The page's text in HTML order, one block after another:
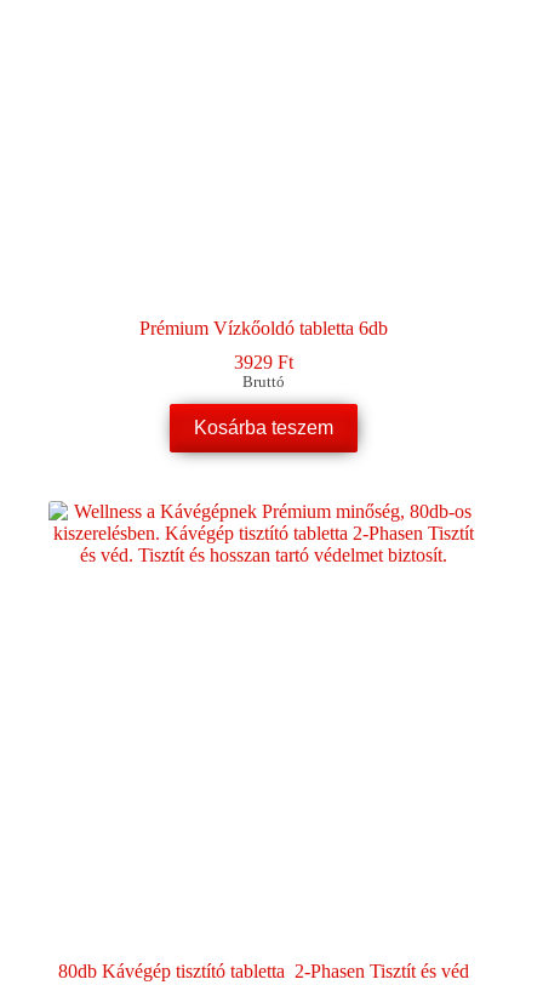
Prémium Vízkőoldó tabletta 6db
3929 Ft
Bruttó
Kosárba teszem
80db Kávégép tisztító tabletta 2-Phasen Tisztít és véd